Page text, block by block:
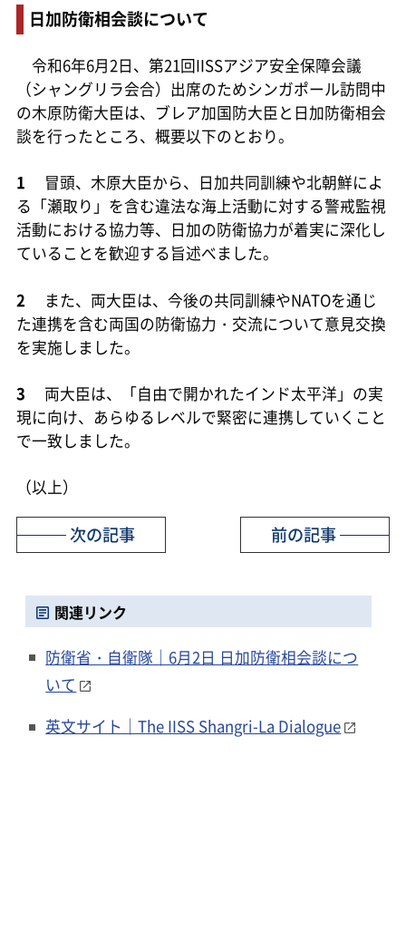
日加防衛相会談について
令和6年6月2日、第21回IISSアジア安全保障会議
（シャングリラ会合）出席のためシンガポール訪問中
の木原防衛大臣は、ブレア加国防大臣と日加防衛相会
談を行ったところ、概要以下のとおり。
1
冒頭、木原大臣から、日加共同訓練や北朝鮮によ
る「瀬取り」を含む違法な海上活動に対する警戒監視
活動における協力等、日加の防衛協力が着実に深化し
ていることを歓迎する旨述べました。
2
また、両大臣は、今後の共同訓練やNATOを通じ
た連携を含む両国の防衛協力・交流について意見交換
を実施しました。
3
両大臣は、「自由で開かれたインド太平洋」の実
現に向け、あらゆるレベルで緊密に連携していくこと
で一致しました。
（以上）
前の記事
次の記事
関連リンク
防衛省・自衛隊｜6月2日 日加防衛相会談につ
いて
英文サイト｜The IISS Shangri-La Dialogue